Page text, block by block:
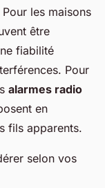
les maisons
être
fiabilité
Pour
alarmes radio
en
fils apparents.
selon vos